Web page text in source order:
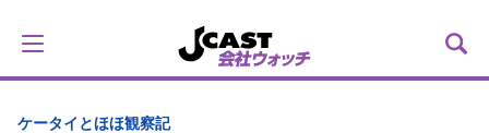
ケータイとほほ観察記